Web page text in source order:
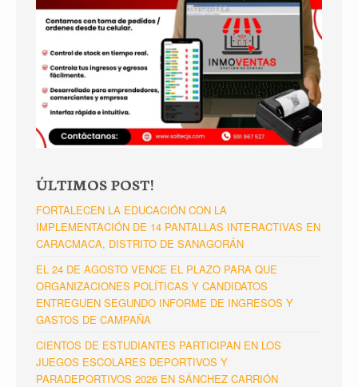
ÚLTIMOS POST!
FORTALECEN LA EDUCACIÓN CON LA
IMPLEMENTACIÓN DE 14 PANTALLAS INTERACTIVAS EN
CARACMACA, DISTRITO DE SANAGORÁN
EL 24 DE AGOSTO VENCE EL PLAZO PARA QUE
ORGANIZACIONES POLÍTICAS Y CANDIDATOS
ENTREGUEN SEGUNDO INFORME DE INGRESOS Y
GASTOS DE CAMPAÑA
CIENTOS DE ESTUDIANTES PARTICIPAN EN LOS
JUEGOS ESCOLARES DEPORTIVOS Y
PARADEPORTIVOS 2026 EN SÁNCHEZ CARRIÓN